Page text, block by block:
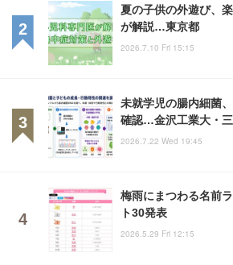
夏の子供の外遊び、
が解説…東京都
2026.7.10 Fri 15:15
未就学児の腸内細菌
確認…金沢工業大・
2026.7.22 Wed 19:45
梅雨にまつわる名前
ト30発表
2026.5.29 Fri 12:15